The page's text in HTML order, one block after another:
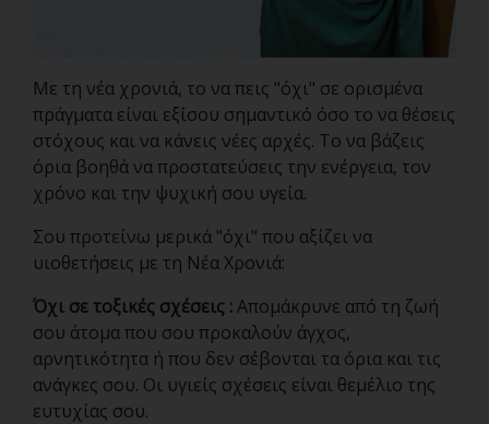
Με τη νέα χρονιά, το να πεις "όχι" σε ορισμένα
πράγματα είναι εξίσου σημαντικό όσο το να θέσεις
στόχους και να κάνεις νέες αρχές. Το να βάζεις
όρια βοηθά να προστατεύσεις την ενέργεια, τον
χρόνο και την ψυχική σου υγεία.
Σου προτείνω μερικά "όχι" που αξίζει να
υιοθετήσεις με τη Νέα Χρονιά:
Όχι σε τοξικές σχέσεις :Απομάκρυνε από τη ζωή
σου άτομα που σου προκαλούν άγχος,
αρνητικότητα ή που δεν σέβονται τα όρια και τις
ανάγκες σου. Οι υγιείς σχέσεις είναι θεμέλιο της
ευτυχίας σου.